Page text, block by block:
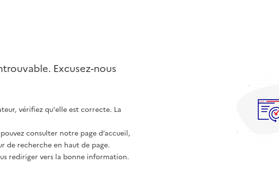
Excusez-nous
vérifiez qu'elle est correcte. La
consulter notre page d’accueil,
de recherche en haut de page.
rediriger vers la bonne information.